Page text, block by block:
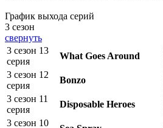
График выхода серий
3 сезон
свернуть
3 сезон 13
серия
What Goes Around
3 сезон 12
серия
Bonzo
3 сезон 11
серия
Disposable Heroes
3 сезон 10